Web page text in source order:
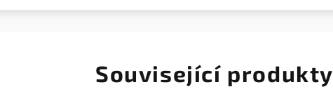
Související produkty